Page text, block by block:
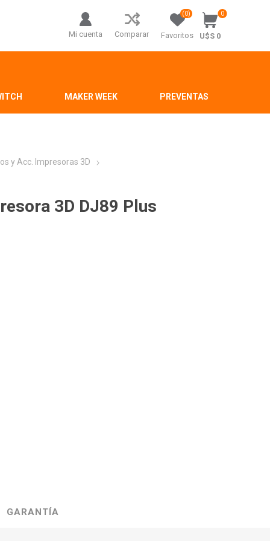
Mi cuenta Comparar Favoritos
(0) 0
U$S 0
MAKER WEEK PREVENTAS
y Acc. Impresoras 3D
3D DJ89 Plus
GARANTÍA